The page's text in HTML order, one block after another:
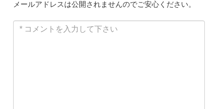
メールアドレスは公開されませんのでご安心ください。